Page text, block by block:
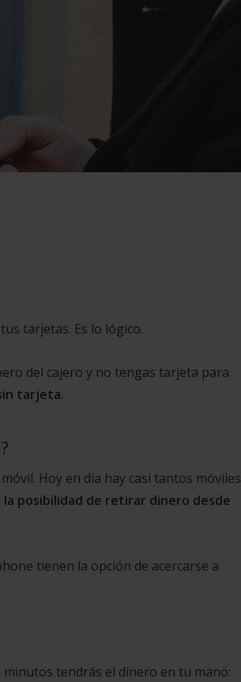
tarjetas. Es lo lógico.
del cajero y no tengas tarjeta para
tarjeta.
Hoy en día hay casi tantos móviles
la posibilidad de retirar dinero desde
tienen la opción de acercarse a
tendrás el dinero en tu mano: